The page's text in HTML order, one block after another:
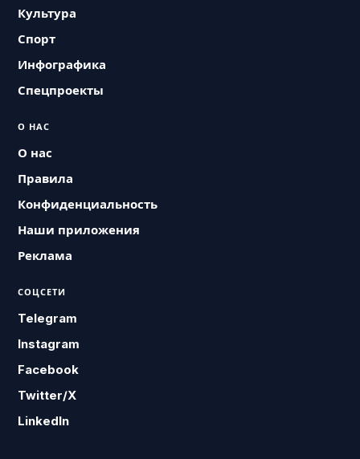
Культура
Спорт
Инфографика
Спецпроекты
О НАС
О нас
Правила
Конфиденциальность
Наши приложения
Реклама
СОЦСЕТИ
Telegram
Instagram
Facebook
Twitter/X
LinkedIn